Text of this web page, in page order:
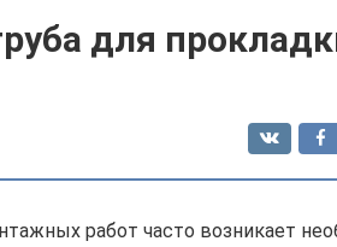
для
работ часто возникает